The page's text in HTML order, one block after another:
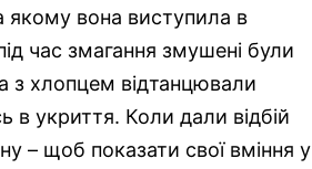
якому вона виступила в
час змагання змушені були
з хлопцем відтанцювали
в укриття. Коли дали відбій
– щоб показати свої вміння у